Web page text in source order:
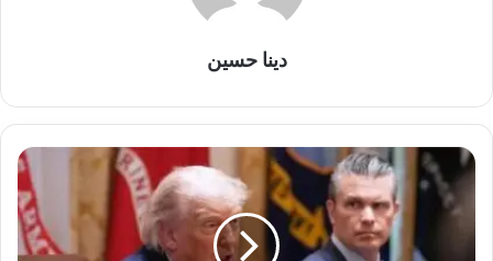
دينا حسين
بين
كأس
العالم